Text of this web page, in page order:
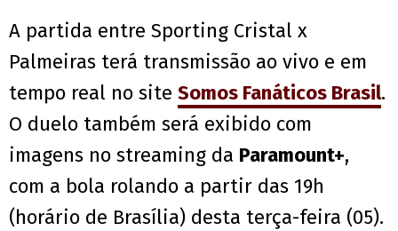
A partida entre Sporting Cristal x
Palmeiras terá transmissão ao vivo e em
tempo real no site Somos Fanáticos Brasil.
O duelo também será exibido com
imagens no streaming da Paramount+,
com a bola rolando a partir das 19h
(horário de Brasília) desta terça-feira (05).